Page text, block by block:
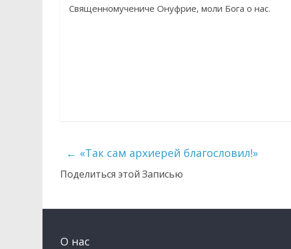
Священномучениче Онуфрие, моли Бога о нас.
← «Так сам архиерей благословил!»
Поделиться этой Записью
О нас